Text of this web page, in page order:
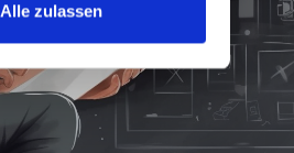
Alle zulassen